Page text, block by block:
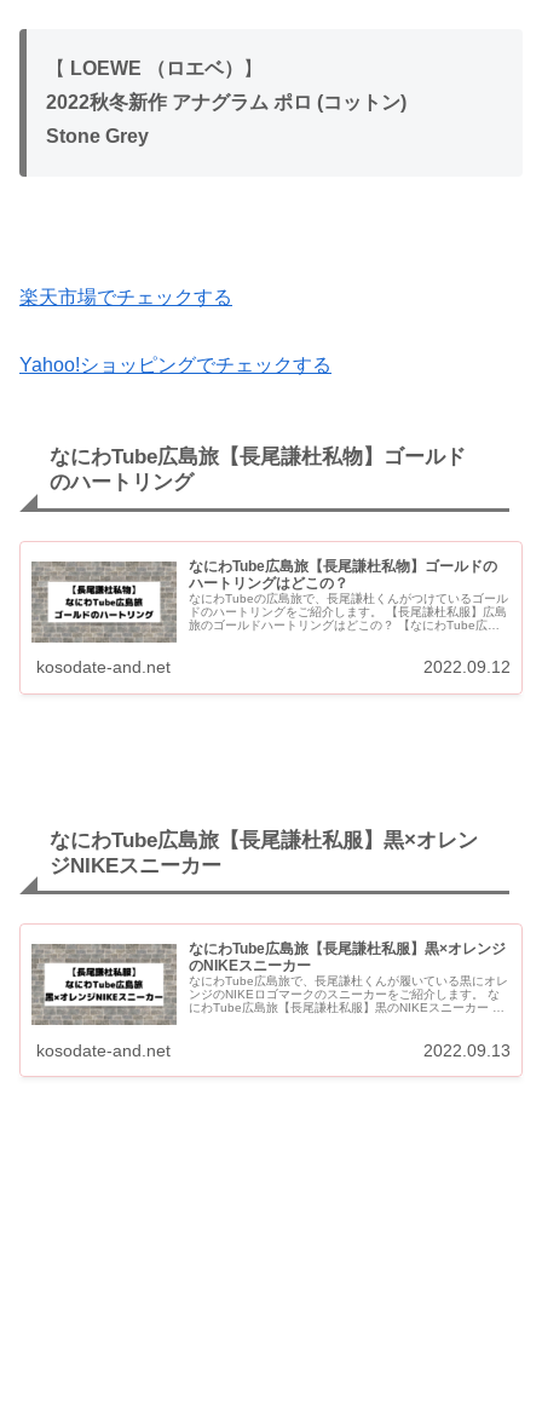
【 LOEWE （ロエベ）
】
2022秋冬新作 アナグラム ポロ (コットン)
Stone Grey
楽天市場でチェックする
Yahoo!ショッピングでチェックする
なにわTube広島旅【長尾謙杜私物】ゴールド
のハートリング
なにわTube広島旅【長尾謙杜私物】ゴールドの
ハートリングはどこの？
なにわTubeの広島旅で、長尾謙杜くんがつけているゴール
ドのハートリングをご紹介します。 【長尾謙杜私服】広島
旅のゴールドハートリングはどこの？ 【なにわTube広島
kosodate-and.net 2022.09.12
なにわTube広島旅【長尾謙杜私服】黒×オレン
ジNIKEスニーカー
なにわTube広島旅【長尾謙杜私服】黒×オレンジ
のNIKEスニーカー
なにわTube広島旅で、長尾謙杜くんが履いている黒にオレ
ンジのNIKEロゴマークのスニーカーをご紹介します。 な
にわTube広島旅【長尾謙杜私服】黒のNIKEスニーカー 長
kosodate-and.net 2022.09.13